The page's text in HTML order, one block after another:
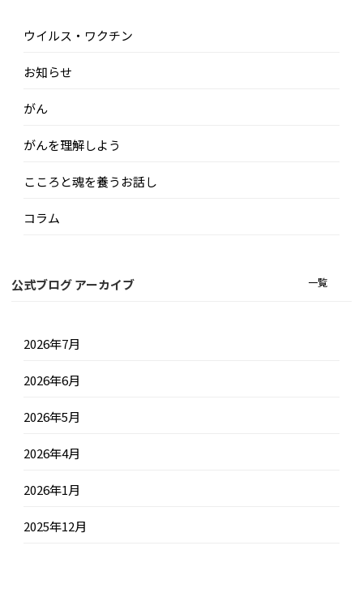
ウイルス・ワクチン
お知らせ
がん
がんを理解しよう
こころと魂を養うお話し
コラム
公式ブログ アーカイブ 一覧
2026年7月
2026年6月
2026年5月
2026年4月
2026年1月
2025年12月